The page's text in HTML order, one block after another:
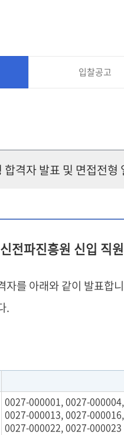
입찰공고
격자 발표 및 면접전형
전파진흥원 신입 직
자를 아래와 같이 발표합
.
0027-000001, 0027-
0027-000013, 0027-
0027-000022, 0027-000023